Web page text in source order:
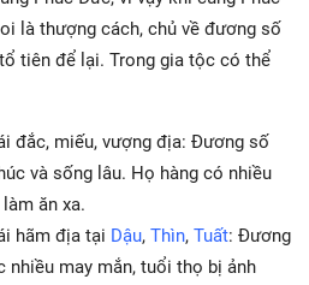
là thượng cách, chủ về đương số
tiên để lại. Trong gia tộc có thể
đắc, miếu, vượng địa: Đương số
và sống lâu. Họ hàng có nhiều
ăn xa.
hãm địa tại Dậu, Thìn, Tuất: Đương
may mắn, tuổi thọ bị ảnh